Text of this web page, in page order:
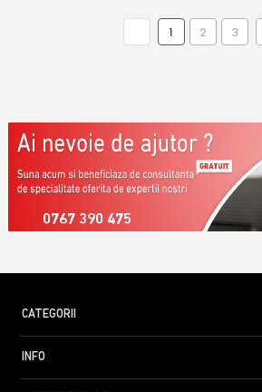
1 2 3
0767 390 475
CATEGORII
INFO